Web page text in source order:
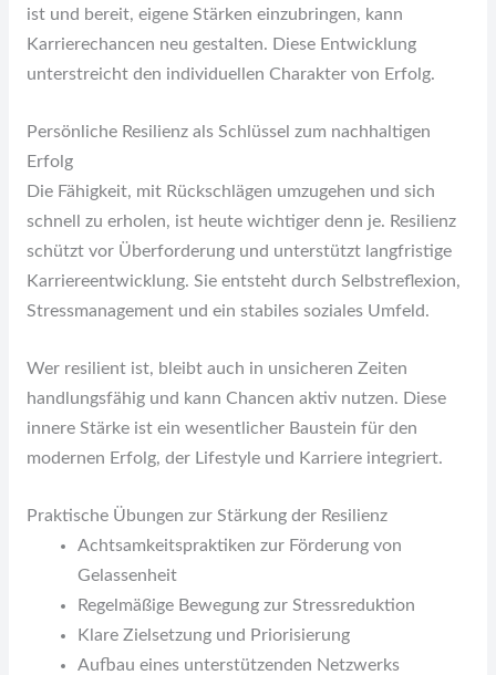
ist und bereit, eigene Stärken einzubringen, kann
Karrierechancen neu gestalten. Diese Entwicklung
unterstreicht den individuellen Charakter von Erfolg.
Persönliche Resilienz als Schlüssel zum nachhaltigen
Erfolg
Die Fähigkeit, mit Rückschlägen umzugehen und sich
schnell zu erholen, ist heute wichtiger denn je. Resilienz
schützt vor Überforderung und unterstützt langfristige
Karriereentwicklung. Sie entsteht durch Selbstreflexion,
Stressmanagement und ein stabiles soziales Umfeld.
Wer resilient ist, bleibt auch in unsicheren Zeiten
handlungsfähig und kann Chancen aktiv nutzen. Diese
innere Stärke ist ein wesentlicher Baustein für den
modernen Erfolg, der Lifestyle und Karriere integriert.
Praktische Übungen zur Stärkung der Resilienz
Achtsamkeitspraktiken zur Förderung von
Gelassenheit
Regelmäßige Bewegung zur Stressreduktion
Klare Zielsetzung und Priorisierung
Aufbau eines unterstützenden Netzwerks